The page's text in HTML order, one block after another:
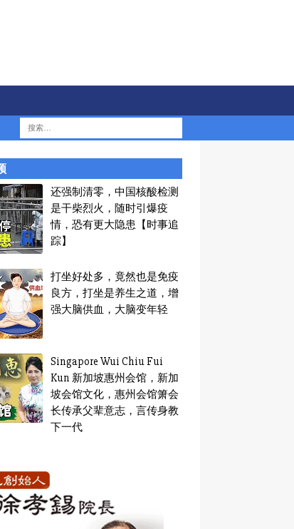
还强制清零，中国核酸检测
是干柴烈火，随时引爆疫
情，恐有更大隐患【时事追
踪】
打坐好处多，竟然也是免疫
良方，打坐是养生之道，增
强大脑供血，大脑变年轻
Singapore Wui Chiu Fui
Kun 新加坡惠州会馆，新加
坡会馆文化，惠州会馆箫会
长传承父辈意志，言传身教
下一代